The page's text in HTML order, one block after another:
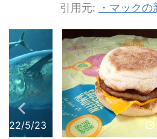
引用元: ・ マックの
5/23